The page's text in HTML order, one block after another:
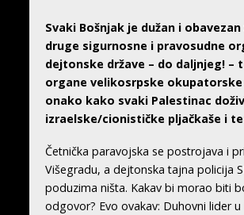
Svaki Bošnjak je dužan i obavezan
druge sigurnosne i pravosudne
dejtonske države – do daljnjeg! –
organe velikosrpske
onako kako svaki Palestinac
izraelske/cionističke pljačkaše i
Četnička paravojska se postrojava i
Višegradu, a dejtonska tajna policija
poduzima ništa. Kakav bi morao biti
odgovor? Evo ovakav: Duhovni lider